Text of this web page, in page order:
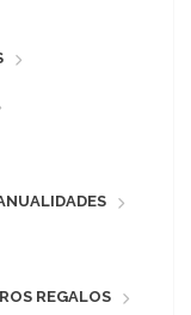
REGALOS